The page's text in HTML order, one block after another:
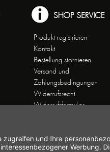
SHOP SERVICE
Produkt registrieren
Kontakt
Bestellung stornieren
Versand und
Zahlungsbedingungen
Widerrufsrecht
Widerrufsformular